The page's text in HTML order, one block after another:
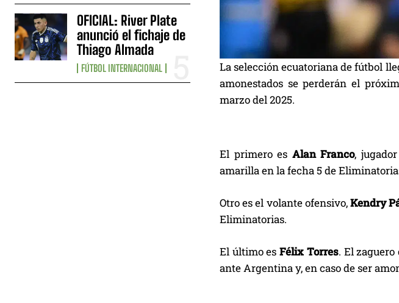
OFICIAL: River Plate
anunció el fichaje de
Thiago Almada
FÚTBOL INTERNACIONAL
La selección ecuatoriana de fútbol
amonestados se perderán el
marzo del 2025.
El primero es Alan Franco,
amarilla en la fecha 5 de
Otro es el volante ofensivo,Kendry
Eliminatorias.
El último esFélix Torres. El
ante Argentina y, en caso de ser